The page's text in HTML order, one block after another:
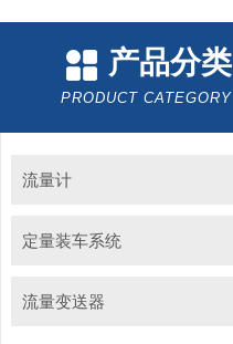
产品分类
PRODUCT CATEGORY
流量计
定量装车系统
流量变送器